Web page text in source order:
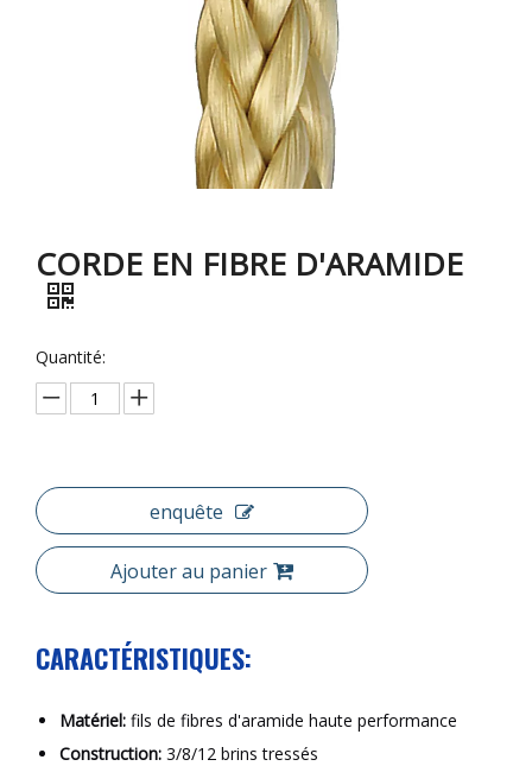
CORDE EN FIBRE D'ARAMIDE
Quantité:
enquête
Ajouter au panier
CARACTÉRISTIQUES:
Matériel: fils de fibres d'aramide haute performance
Construction: 3/8/12 brins tressés